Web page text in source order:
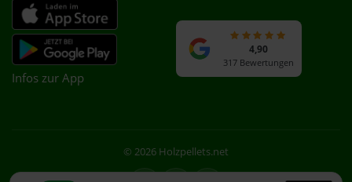
Infos zur App
4,90
317 Bewertungen
© 2026 Holzpellets.net